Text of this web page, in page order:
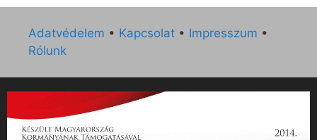
Adatvédelem • Kapcsolat • Impresszum •
Rólunk